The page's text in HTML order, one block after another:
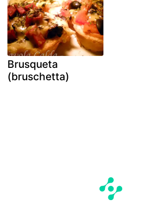
Brusqueta
(bruschetta)